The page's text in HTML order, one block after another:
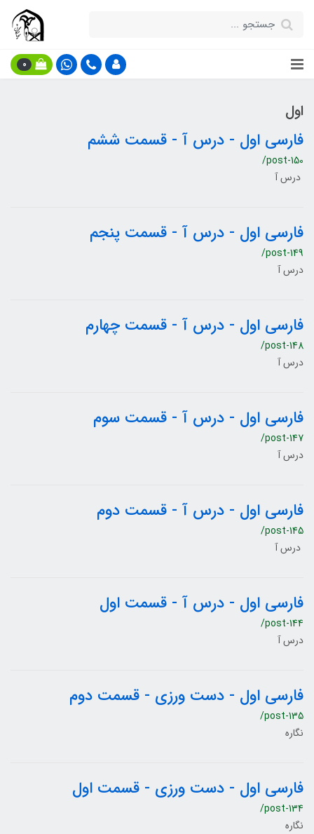
0
اول
فارسی اول - درس آ - قسمت ششم
/post-150
درس آ
فارسی اول - درس آ - قسمت پنجم
/post-149
درس آ
فارسی اول - درس آ - قسمت چهارم
/post-148
درس آ
فارسی اول - درس آ - قسمت سوم
/post-147
درس آ
فارسی اول - درس آ - قسمت دوم
/post-145
درس آ
فارسی اول - درس آ - قسمت اول
/post-144
درس آ
فارسی اول - دست ورزی - قسمت دوم
/post-135
نگاره
فارسی اول - دست ورزی - قسمت اول
/post-134
نگاره